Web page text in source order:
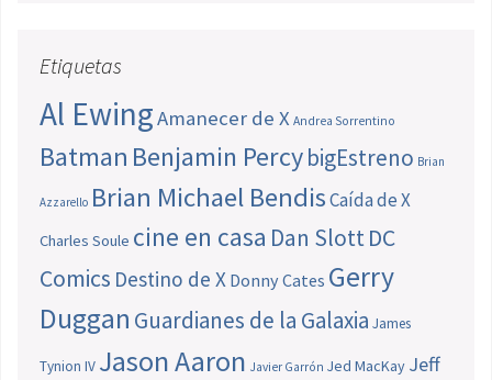
Etiquetas
Al EwingAmanecer de X Andrea Sorrentino
Batman Benjamin PercybigEstreno Brian
Azzarello Brian Michael BendisCaída de X
Charles Soule cine en casa Dan SlottDC
Comics Destino de X Donny Cates Gerry
Duggan Guardianes de la Galaxia James
Tynion IV Jason Aaron Javier Garrón Jed MacKay Jeff